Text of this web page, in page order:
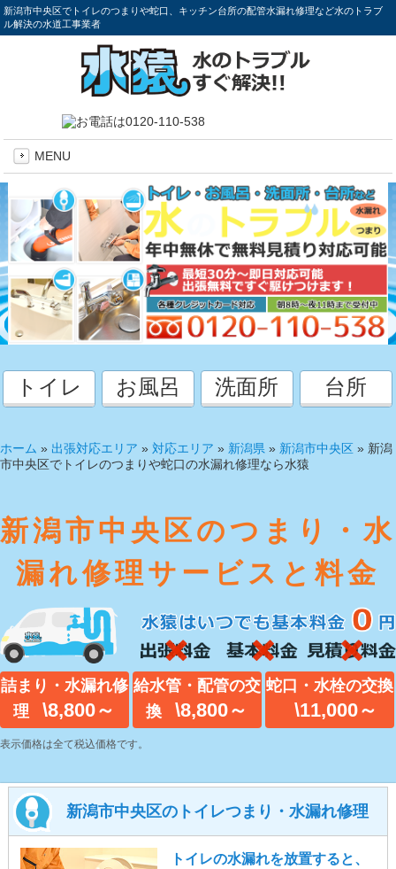
新潟市中央区でトイレのつまりや蛇口、キッチン台所の配管水漏れ修理など水のトラブ
ル解決の水道工事業者
MENU
トイレ お風呂 洗面所 台所
ホーム » 出張対応エリア » 対応エリア » 新潟県 » 新潟市中央区 » 新潟
市中央区でトイレのつまりや蛇口の水漏れ修理なら水猿
新潟市中央区のつまり・水
漏れ修理サービスと料金
詰まり・水漏れ修
理
\8,800～
給水管・配管の交
換
\8,800～
蛇口・水栓の交換
\11,000～
表示価格は全て税込価格です。
新潟市中央区のトイレつまり・水漏れ修理
トイレの水漏れを放置すると、